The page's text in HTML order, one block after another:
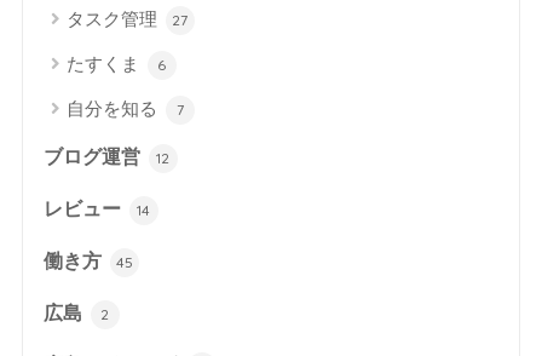
タスク管理 27
たすくま 6
自分を知る 7
ブログ運営 12
レビュー 14
働き方 45
広島 2